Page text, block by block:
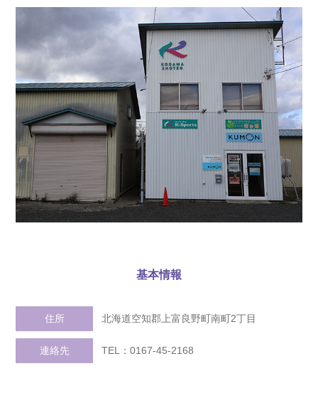
基本情報
住所 北海道空知郡上富良野町南町2丁目
連絡先 TEL：0167-45-2168